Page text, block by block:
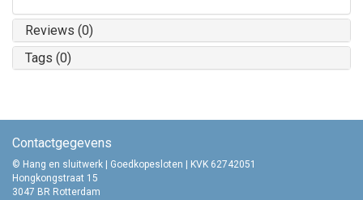
Reviews (0)
Tags (0)
Contactgegevens
© Hang en sluitwerk | Goedkopesloten | KVK 62742051
Hongkongstraat 15
3047 BR Rotterdam